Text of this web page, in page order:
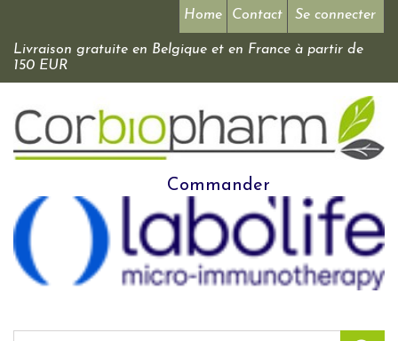
Se connecter
Home Contact
Livraison gratuite en Belgique et en France à partir de
150 EUR
Commander